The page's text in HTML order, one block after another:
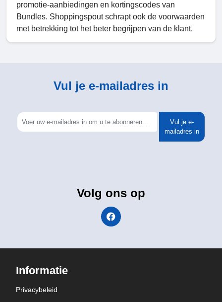
promotie-aanbiedingen en kortingscodes van
Bundles. Shoppingspout schrapt ook de voorwaarden
met betrekking tot het beter begrijpen van de klant.
Vul je e-mailadres in
Vul je e-
mailadres in
Volg ons op
Informatie
Privacybeleid